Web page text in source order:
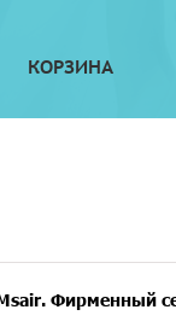
КОРЗИНА
Фирменный